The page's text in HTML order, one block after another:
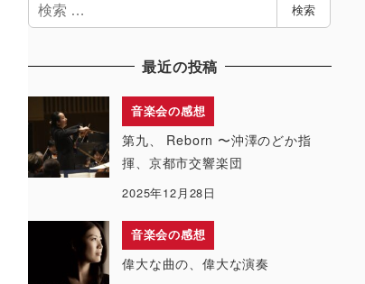
索
検索
最近の投稿
音楽会の感想
第九、 Reborn 〜沖澤のどか指
揮、京都市交響楽団
2025年12月28日
音楽会の感想
偉大な曲の、偉大な演奏